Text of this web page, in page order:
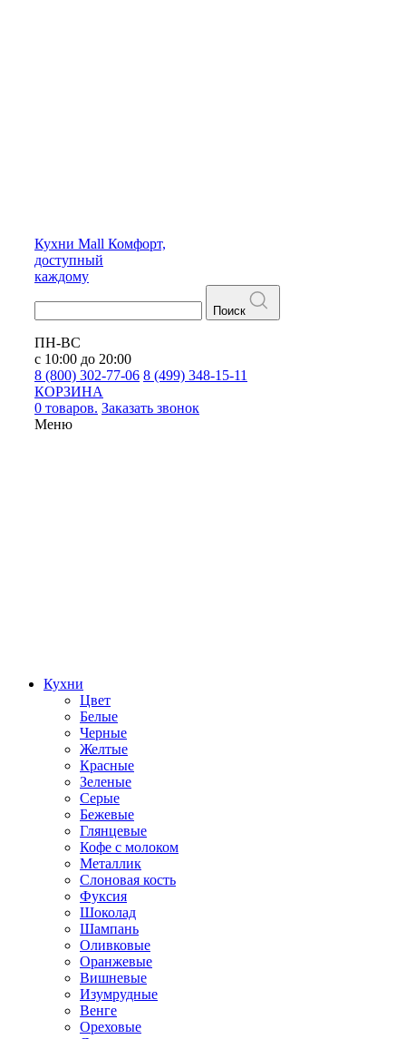
Кухни Mall Комфорт,
доступный
каждому
Поиск
ПН-ВС
с 10:00 до 20:00
8 (800) 302-77-06 8 (499) 348-15-11
КОРЗИНА
0 товаров. Заказать звонок
Меню
Кухни
Цвет
Белые
Черные
Желтые
Красные
Зеленые
Серые
Бежевые
Глянцевые
Кофе с молоком
Металлик
Слоновая кость
Фуксия
Шоколад
Шампань
Оливковые
Оранжевые
Вишневые
Изумрудные
Венге
Ореховые